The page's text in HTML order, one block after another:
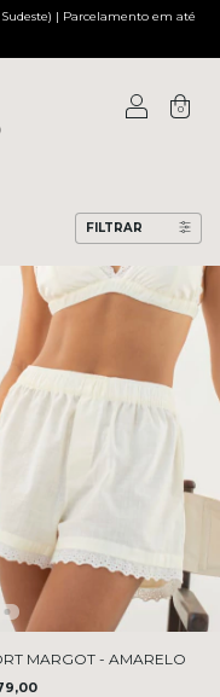
| Parcelamento em até
0
FILTRAR
MARGOT - AMARELO